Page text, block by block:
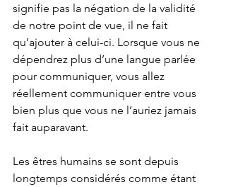
signifie pas la négation de la validité
de notre point de vue, il ne fait
qu’ajouter à celui-ci. Lorsque vous ne
dépendrez plus d’une langue parlée
pour communiquer, vous allez
réellement communiquer entre vous
bien plus que vous ne l’auriez jamais
fait auparavant.
Les êtres humains se sont depuis
longtemps considérés comme étant